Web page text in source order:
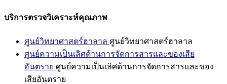
บริการตรวจวิเคราะห์คุณภาพ
ศูนย์วิทยาศาสตร์ฮาลาล ศูนย์วิทยาศาสตร์ฮาลาล
ศูนย์ความเป็นเลิศด้านการจัดการสารและของเสีย
อันตราย ศูนย์ความเป็นเลิศด้านการจัดการสารและของ
เสียอันตราย